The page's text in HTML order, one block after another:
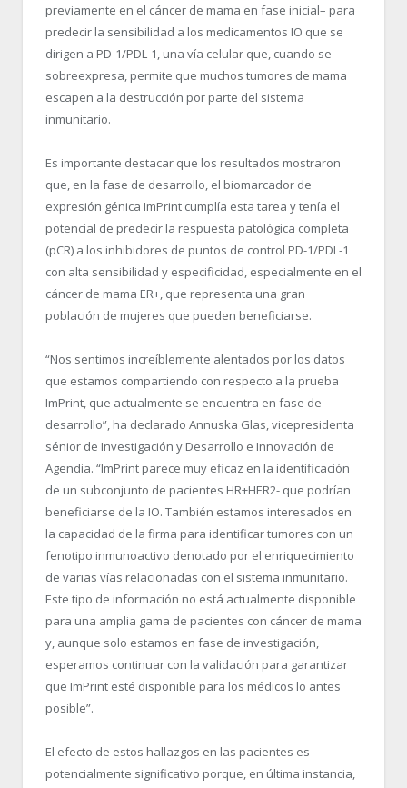
previamente en el cáncer de mama en fase inicial– para
predecir la sensibilidad a los medicamentos IO que se
dirigen a PD-1/PDL-1, una vía celular que, cuando se
sobreexpresa, permite que muchos tumores de mama
escapen a la destrucción por parte del sistema
inmunitario.
Es importante destacar que los resultados mostraron
que, en la fase de desarrollo, el biomarcador de
expresión génica ImPrint cumplía esta tarea y tenía el
potencial de predecir la respuesta patológica completa
(pCR) a los inhibidores de puntos de control PD-1/PDL-1
con alta sensibilidad y especificidad, especialmente en el
cáncer de mama ER+, que representa una gran
población de mujeres que pueden beneficiarse.
“Nos sentimos increíblemente alentados por los datos
que estamos compartiendo con respecto a la prueba
ImPrint, que actualmente se encuentra en fase de
desarrollo”, ha declarado Annuska Glas, vicepresidenta
sénior de Investigación y Desarrollo e Innovación de
Agendia. “ImPrint parece muy eficaz en la identificación
de un subconjunto de pacientes HR+HER2- que podrían
beneficiarse de la IO. También estamos interesados en
la capacidad de la firma para identificar tumores con un
fenotipo inmunoactivo denotado por el enriquecimiento
de varias vías relacionadas con el sistema inmunitario.
Este tipo de información no está actualmente disponible
para una amplia gama de pacientes con cáncer de mama
y, aunque solo estamos en fase de investigación,
esperamos continuar con la validación para garantizar
que ImPrint esté disponible para los médicos lo antes
posible”.
El efecto de estos hallazgos en las pacientes es
potencialmente significativo porque, en última instancia,